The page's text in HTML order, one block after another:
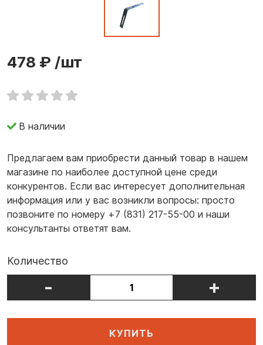
478 ₽ /шт
В наличии
Предлагаем вам приобрести данный товар в нашем
магазине по наиболее доступной цене среди
конкурентов. Если вас интересует дополнительная
информация или у вас возникли вопросы: просто
позвоните по номеру +7 (831) 217-55-00 и наши
консультанты ответят вам.
Количество
- +
КУПИТЬ